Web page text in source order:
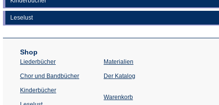
Leselust
Shop
Liederbücher
Chor und Bandbücher
Kinderbücher
Materialien
Der Katalog
Warenkorb